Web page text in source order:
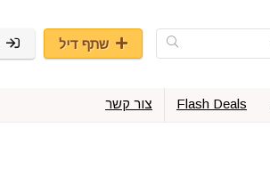
שתף דיל
Flash Deals צור קשר